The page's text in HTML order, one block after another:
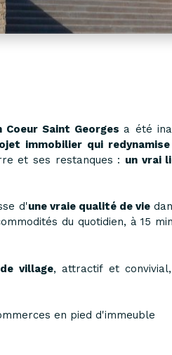
Coeur Saint Georgesa été
immobilier qui
et ses restanques : un vrai
d'une vraie qualité de vie
du quotidien, à 15
village, attractif et
en pied d'immeuble